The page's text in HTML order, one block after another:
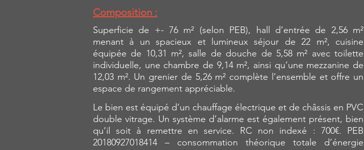
Composition :
Superficie de +- 76 m² (selon PEB), hall d’entrée de 2,56 m²
menant à un spacieux et lumineux séjour de 22 m², cuisine
équipée de 10,31 m², salle de douche de 5,58 m² avec toilette
individuelle, une chambre de 9,14 m², ainsi qu’une mezzanine de
12,03 m². Un grenier de 5,26 m² complète l’ensemble et offre un
espace de rangement appréciable.
Le bien est équipé d’un chauffage électrique et de châssis en PVC
double vitrage. Un système d’alarme est également présent, bien
qu’il soit à remettre en service. RC non indexé : 700€. PEB
20180927018414 – consommation théorique totale d’énergie